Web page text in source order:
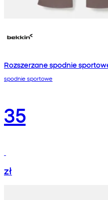
Rozszerzane spodnie
spodnie sportowe
35
zł